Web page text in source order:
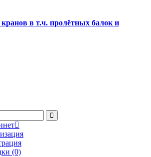
в т.ч. пролётных балок и
(0)